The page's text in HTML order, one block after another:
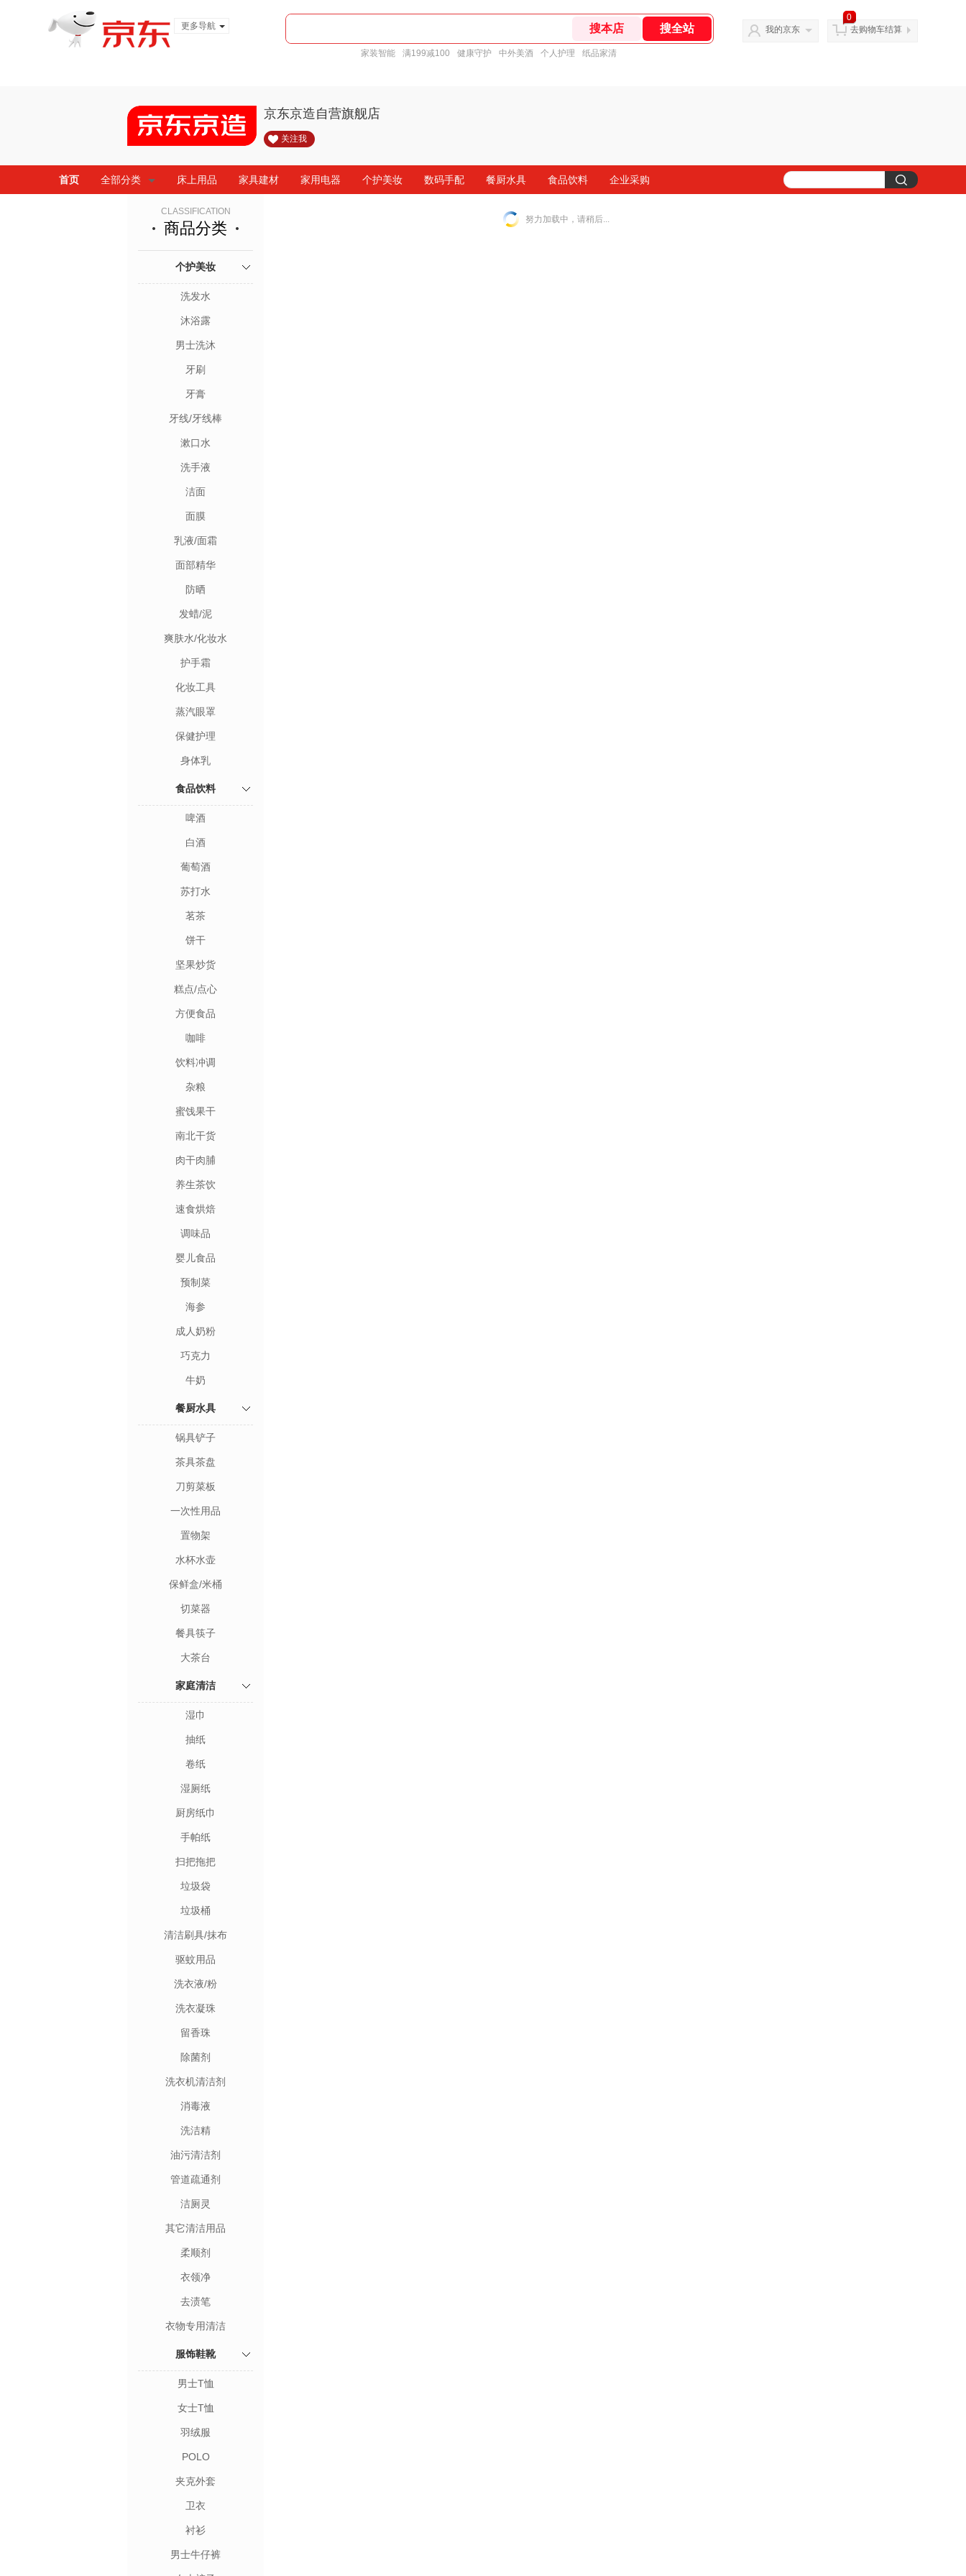
更多导航
家装智能 满199减100 健康守护 中外美酒 个人护理 纸品家清
我的京东
0
去购物车结算
京东京造自营旗舰店
关注我
首页 全部分类 床上用品 家具建材 家用电器 个护美妆 数码手配 餐厨水具 食品饮料 企业采购
CLASSIFICATION
商品分类
个护美妆
洗发水
沐浴露
男士洗沐
牙刷
牙膏
牙线/牙线棒
漱口水
洗手液
洁面
面膜
乳液/面霜
面部精华
防晒
发蜡/泥
爽肤水/化妆水
护手霜
化妆工具
蒸汽眼罩
保健护理
身体乳
食品饮料
啤酒
白酒
葡萄酒
苏打水
茗茶
饼干
坚果炒货
糕点/点心
方便食品
咖啡
饮料冲调
杂粮
蜜饯果干
南北干货
肉干肉脯
养生茶饮
速食烘焙
调味品
婴儿食品
预制菜
海参
成人奶粉
巧克力
牛奶
餐厨水具
锅具铲子
茶具茶盘
刀剪菜板
一次性用品
置物架
水杯水壶
保鲜盒/米桶
切菜器
餐具筷子
大茶台
家庭清洁
湿巾
抽纸
卷纸
湿厕纸
厨房纸巾
手帕纸
扫把拖把
垃圾袋
垃圾桶
清洁刷具/抹布
驱蚊用品
洗衣液/粉
洗衣凝珠
留香珠
除菌剂
洗衣机清洁剂
消毒液
洗洁精
油污清洁剂
管道疏通剂
洁厕灵
其它清洁用品
柔顺剂
衣领净
去渍笔
衣物专用清洁
服饰鞋靴
男士T恤
女士T恤
羽绒服
POLO
夹克外套
卫衣
衬衫
男士牛仔裤
努力加载中，请稍后...